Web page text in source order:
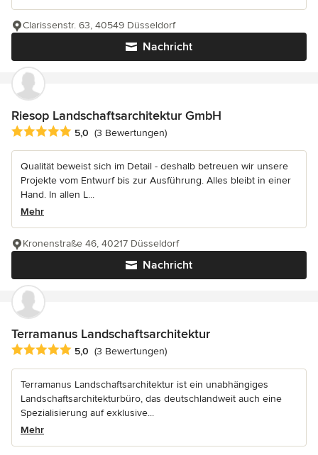
Nachricht
Clarissenstr. 63, 40549 Düsseldorf
Riesop Landschaftsarchitektur GmbH
Durchschnittliche Bewertung: 5 von 5 Sternen
5,0 (3 Bewertungen)
Qualität beweist sich im Detail - deshalb betreuen wir unsere
Projekte vom Entwurf bis zur Ausführung. Alles bleibt in einer
Hand. In allen L...
Mehr
Nachricht
Kronenstraße 46, 40217 Düsseldorf
Terramanus Landschaftsarchitektur
Durchschnittliche Bewertung: 5 von 5 Sternen
5,0 (3 Bewertungen)
Terramanus Landschaftsarchitektur ist ein unabhängiges
Landschaftsarchitekturbüro, das deutschlandweit auch eine
Spezialisierung auf exklusive...
Mehr